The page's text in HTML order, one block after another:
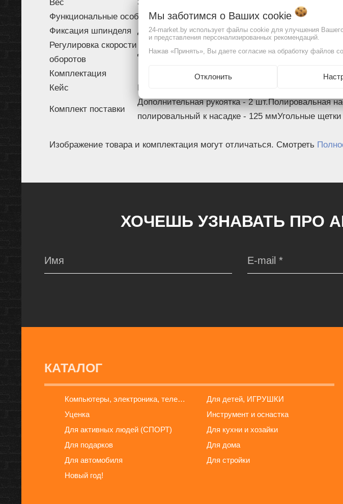
Вес
3 кг
Функциональные особенности
Фиксация шпинделя
Да
Регулировка скорости
оборотов
Да
Комплектация
Кейс
Нет
Комплект поставки
Дополнительная рукоятка - 2 шт.Полировальная
полировальный к насадке - 125 ммУгольные щетки
Изображение товара и комплектация могут отличаться. Смотреть
ХОЧЕШЬ УЗНАВАТЬ ПРО
КАТАЛОГ
Компьютеры, электроника, телефоны
Для детей, ИГРУШКИ
Уценка
Инструмент и оснастка
Для активных людей (СПОРТ)
Для кухни и хозайки
Для подарков
Для дома
Для автомобиля
Для стройки
Новый год!
Мы заботимся о Ваших cookie
24-market.by использует файлы cookie для улучшения Вашего
и представления персонализированных рекомендаций.
Нажав «Принять», Вы даете согласие на обработку файлов
Отклонить